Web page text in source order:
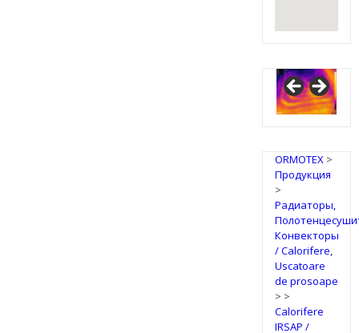
IRSAP
Design
Radiators
ORMOTEX>
Продукция
>
Радиаторы,
Конвекторы
/ Calorifere,
Uscatoare
de prosoape
> >
Calorifere
IRSAP /